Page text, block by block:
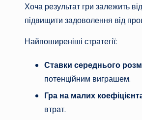
Хоча результат гри залежить
підвищити задоволення від
Найпоширеніші стратегії:
Ставки середнього
потенційним виграшем.
Гра на малих
втрат.